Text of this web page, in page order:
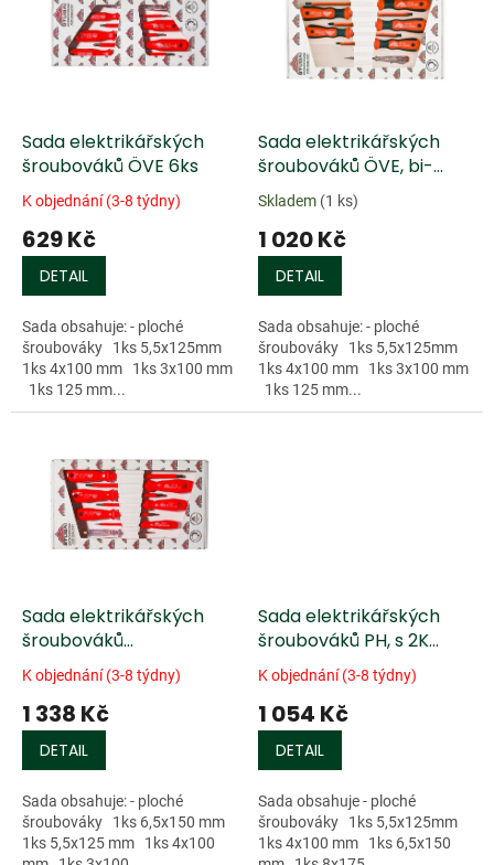
d
u
Sada elektrikářských
šroubováků ÖVE 6ks
K objednání (3-8 týdny)
629 Kč
DETAIL
Sada obsahuje: - ploché
šroubováky 1ks 5,5x125mm
1ks 4x100 mm 1ks 3x100 mm
1ks 125 mm...
Sada elektrikářských
šroubováků ÖVE, bi-
materiálu 6ks
Skladem (1 ks)
1 020 Kč
DETAIL
Sada obsahuje: - ploché
šroubováky 1ks 5,5x125mm
1ks 4x100 mm 1ks 3x100 mm
1ks 125 mm...
Sada elektrikářských
šroubováků
ÖVE/EN60900 7ks
K objednání (3-8 týdny)
1 338 Kč
DETAIL
Sada obsahuje: - ploché
šroubováky 1ks 6,5x150 mm
1ks 5,5x125 mm 1ks 4x100
Sada elektrikářských
šroubováků PH, s 2K
rukojetí 6ks
K objednání (3-8 týdny)
1 054 Kč
DETAIL
Sada obsahuje - ploché
šroubováky 1ks 5,5x125mm
1ks 4x100 mm 1ks 6,5x150